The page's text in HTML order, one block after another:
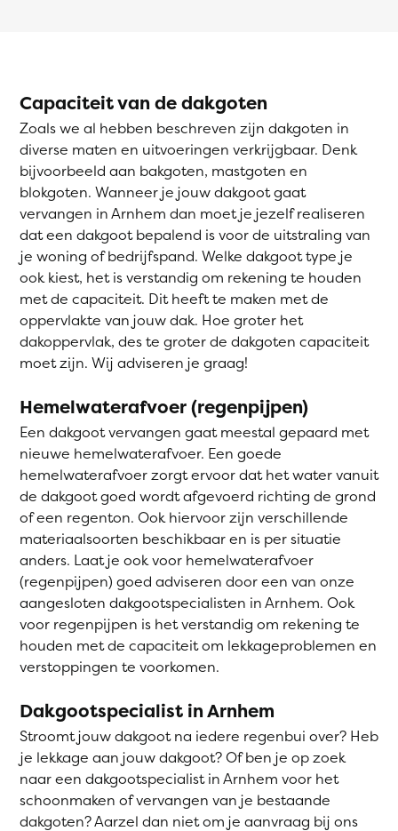
Capaciteit van de dakgoten
Zoals we al hebben beschreven zijn dakgoten in
diverse maten en uitvoeringen verkrijgbaar. Denk
bijvoorbeeld aan bakgoten, mastgoten en
blokgoten. Wanneer je jouw dakgoot gaat
vervangen in Arnhem dan moet je jezelf realiseren
dat een dakgoot bepalend is voor de uitstraling van
je woning of bedrijfspand. Welke dakgoot type je
ook kiest, het is verstandig om rekening te houden
met de capaciteit. Dit heeft te maken met de
oppervlakte van jouw dak. Hoe groter het
dakoppervlak, des te groter de dakgoten capaciteit
moet zijn. Wij adviseren je graag!
Hemelwaterafvoer (regenpijpen)
Een dakgoot vervangen gaat meestal gepaard met
nieuwe hemelwaterafvoer. Een goede
hemelwaterafvoer zorgt ervoor dat het water vanuit
de dakgoot goed wordt afgevoerd richting de grond
of een regenton. Ook hiervoor zijn verschillende
materiaalsoorten beschikbaar en is per situatie
anders. Laat je ook voor hemelwaterafvoer
(regenpijpen) goed adviseren door een van onze
aangesloten dakgootspecialisten in Arnhem. Ook
voor regenpijpen is het verstandig om rekening te
houden met de capaciteit om lekkageproblemen en
verstoppingen te voorkomen.
Dakgootspecialist in Arnhem
Stroomt jouw dakgoot na iedere regenbui over? Heb
je lekkage aan jouw dakgoot? Of ben je op zoek
naar een dakgootspecialist in Arnhem voor het
schoonmaken of vervangen van je bestaande
dakgoten? Aarzel dan niet om je aanvraag bij ons